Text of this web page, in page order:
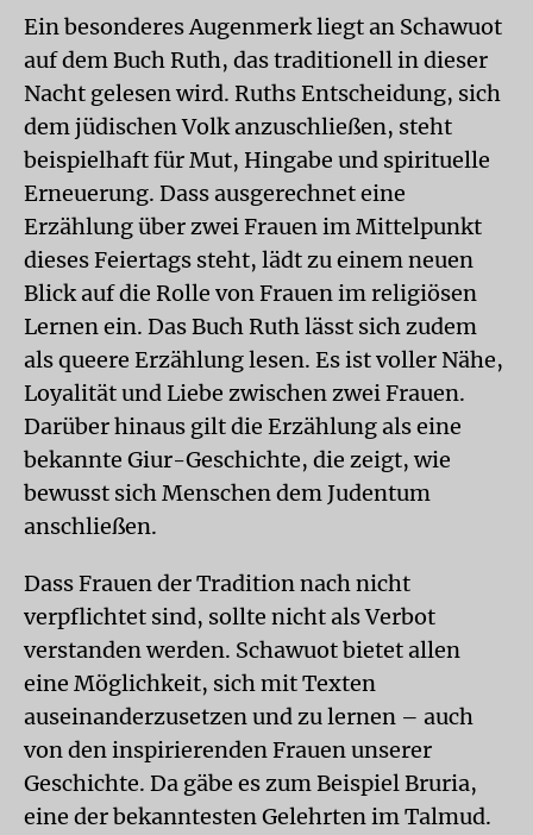
Ein besonderes Augenmerk liegt an Schawuot
auf dem Buch Ruth, das traditionell in dieser
Nacht gelesen wird. Ruths Entscheidung, sich
dem jüdischen Volk anzuschließen, steht
beispielhaft für Mut, Hingabe und spirituelle
Erneuerung. Dass ausgerechnet eine
Erzählung über zwei Frauen im Mittelpunkt
dieses Feiertags steht, lädt zu einem neuen
Blick auf die Rolle von Frauen im religiösen
Lernen ein. Das Buch Ruth lässt sich zudem
als queere Erzählung lesen. Es ist voller Nähe,
Loyalität und Liebe zwischen zwei Frauen.
Darüber hinaus gilt die Erzählung als eine
bekannte Giur-Geschichte, die zeigt, wie
bewusst sich Menschen dem Judentum
anschließen.
Dass Frauen der Tradition nach nicht
verpflichtet sind, sollte nicht als Verbot
verstanden werden. Schawuot bietet allen
eine Möglichkeit, sich mit Texten
auseinanderzusetzen und zu lernen – auch
von den inspirierenden Frauen unserer
Geschichte. Da gäbe es zum Beispiel Bruria,
eine der bekanntesten Gelehrten im Talmud.